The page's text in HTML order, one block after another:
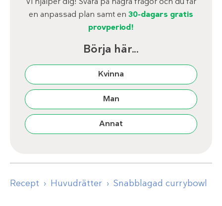
en anpassad plan samt en 30-dagars gratis
provperiod!
Börja här...
Kvinna
Man
Annat
Recept Huvudrätter Snabblagad currybowl